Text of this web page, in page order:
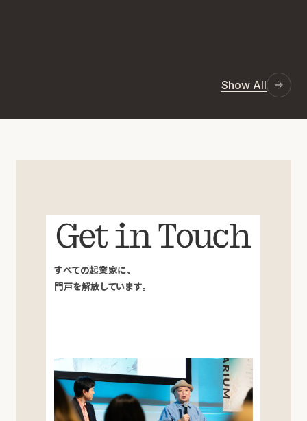
Show All
Get in Touch
すべての起業家に、
門戸を解放しています。